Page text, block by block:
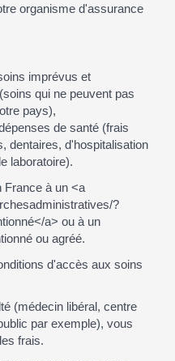
organisme d'assurance
imprévus et
qui ne peuvent pas
pays),
de santé (frais
dentaires, d'hospitalisation
laboratoire).
France à un <a
?
a> ou à un
ou agréé.
d'accès aux soins
(médecin libéral, centre
par exemple), vous
frais.